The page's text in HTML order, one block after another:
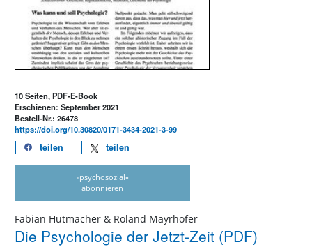
10 Seiten, PDF-E-Book
Erschienen: September 2021
Bestell-Nr.: 26478
https://doi.org/10.30820/0171-3434-2021-3-99
teilen teilen
»psychosozial«
abonnieren
Fabian Hutmacher & Roland Mayrhofer
Die Psychologie der Jetzt-Zeit (PDF)